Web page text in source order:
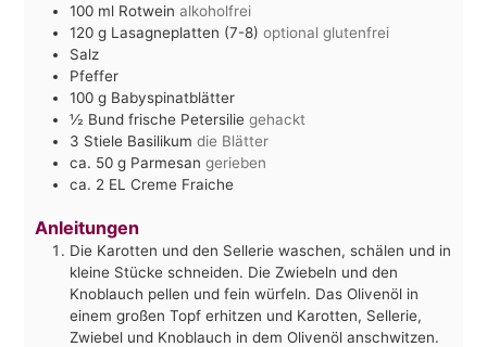
100 ml Rotwein alkoholfrei
120 g Lasagneplatten (7-8) optional glutenfrei
Salz
Pfeffer
100 g Babyspinatblätter
½ Bund frische Petersilie gehackt
3 Stiele Basilikum die Blätter
ca. 50 g Parmesan gerieben
ca. 2 EL Creme Fraiche
Anleitungen
Die Karotten und den Sellerie waschen, schälen und in
kleine Stücke schneiden. Die Zwiebeln und den
Knoblauch pellen und fein würfeln. Das Olivenöl in
einem großen Topf erhitzen und Karotten, Sellerie,
Zwiebel und Knoblauch in dem Olivenöl anschwitzen.